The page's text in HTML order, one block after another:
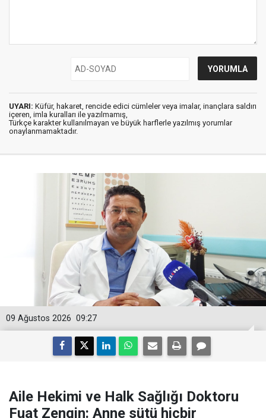
UYARI: Küfür, hakaret, rencide edici cümleler veya imalar, inançlara saldırı
içeren, imla kuralları ile yazılmamış,
Türkçe karakter kullanılmayan ve büyük harflerle yazılmış yorumlar
onaylanmamaktadır.
09:27
09 Ağustos 2026
Aile Hekimi ve Halk Sağlığı Doktoru
Fuat Zengin: Anne sütü hiçbir